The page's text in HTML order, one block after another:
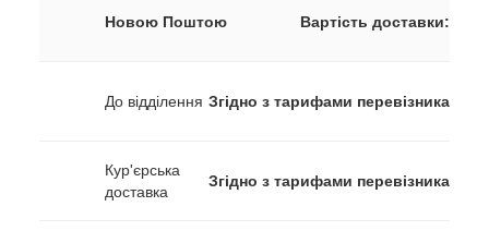
Новою Поштою Вартість доставки:
До відділення Згідно з тарифами перевізника
Кур'єрська
доставка
Згідно з тарифами перевізника